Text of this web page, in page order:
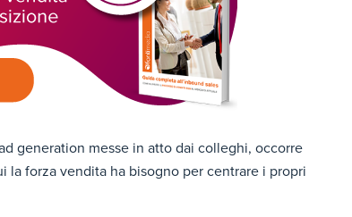
generation messe in atto dai colleghi, occorre
la forza vendita ha bisogno per centrare i propri